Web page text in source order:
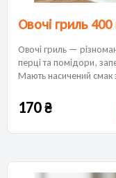
Овочі гриль 400
Овочі гриль —
перці та помідори,
Мають насичений
170₴